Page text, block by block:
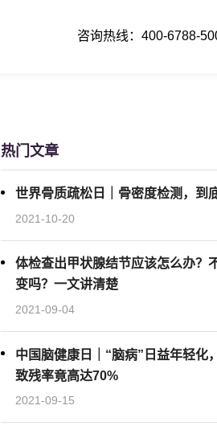
咨询热线：400-6788-
热门文章
世界骨质疏松日｜骨密度检测，到
2021-10-20
体检查出甲状腺结节应该怎么办？
变吗？一文讲清楚
2021-09-04
中国脑健康日｜“脑病”日益年轻化
致残率竟高达70%
2021-09-15